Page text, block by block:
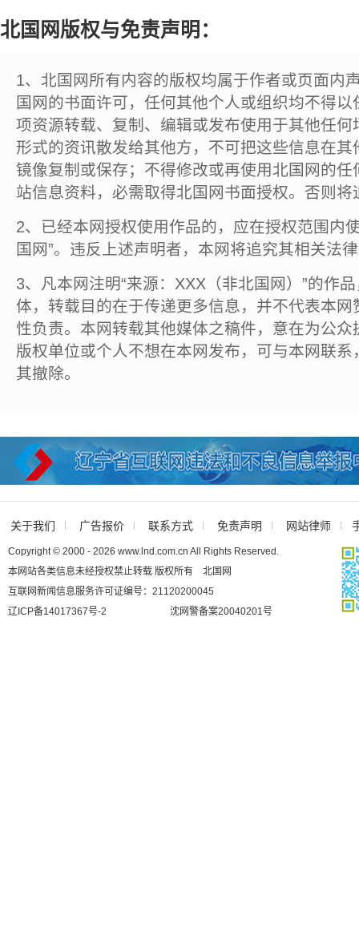
北国网版权与免责声明：
1、北国网所有内容的版权均属于作者或页面内
国网的书面许可，任何其他个人或组织均不得
项资源转载、复制、编辑或发布使用于其他任
形式的资讯散发给其他方，不可把这些信息在
镜像复制或保存；不得修改或再使用北国网的
站信息资料，必需取得北国网书面授权。否则将
2、已经本网授权使用作品的，应在授权范围内
国网”。违反上述声明者，本网将追究其相关法
3、凡本网注明“来源：XXX（非北国网）”的作
体，转载目的在于传递更多信息，并不代表本
性负责。本网转载其他媒体之稿件，意在为公
版权单位或个人不想在本网发布，可与本网联
其撤除。
关于我们 广告报价 联系方式 免责声明 网站律师
Copyright © 2000 - 2026 www.lnd.com.cn All Rights Reserved.
本网站各类信息未经授权禁止转载 版权所有 北国网
互联网新闻信息服务许可证编号：21120200045
辽ICP备14017367号-2
沈网警备案20040201号